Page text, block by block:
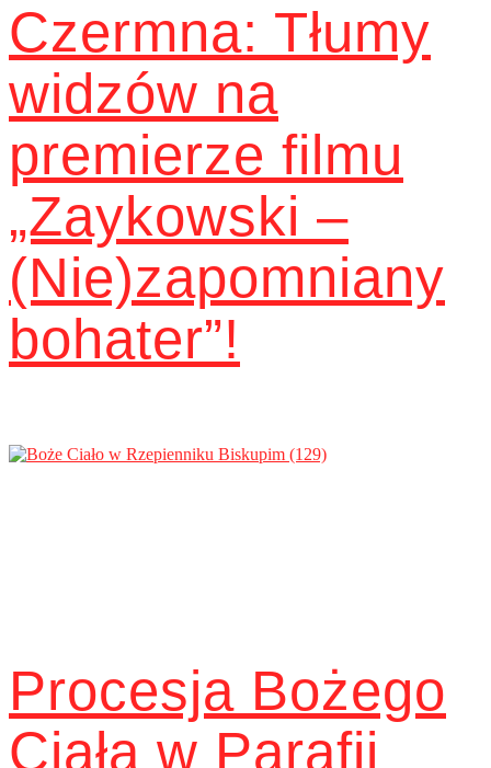
Czermna: Tłumy
widzów na
premierze filmu
„Zaykowski –
(Nie)zapomniany
bohater”!
Procesja Bożego
Ciała w Parafii